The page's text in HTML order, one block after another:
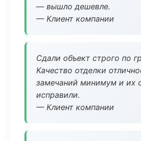
— вышло дешевле.
— Клиент компании
Сдали объект строго по
Качество отделки
замечаний минимум и их
исправили.
— Клиент компании